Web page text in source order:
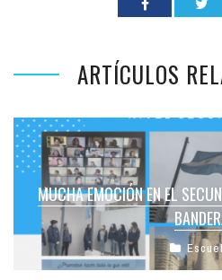
ARTÍCULOS
MUCHA EMOCIÓN EN EL